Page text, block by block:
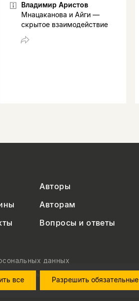
Владимир Аристов
Мнацаканова и Айги —
скрытое взаимодействие
Авторы
Авторам
Вопросы и ответы
данных
данных
все Разрешить обязательные